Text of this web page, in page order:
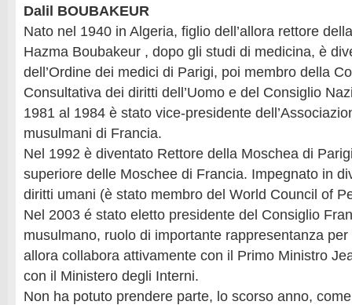
Dalil BOUBAKEUR
Nato nel 1940 in Algeria, figlio dell’allora rettore
Hazma Boubakeur , dopo gli studi di medicina, è
dell’Ordine dei medici di Parigi, poi membro della
Consultativa dei diritti dell’Uomo e del Consiglio
1981 al 1984 è stato vice-presidente
musulmani di Francia.
Nel 1992 è diventato Rettore della Moschea di
superiore delle Moschee di Francia. Impegnato in
diritti umani (è stato membro del World Council of
Nel 2003 é stato eletto presidente del Consiglio
musulmano, ruolo di importante rappresentanza per
allora collabora attivamente con il Primo Ministro
con il Ministero degli Interni.
Non ha potuto prendere parte, lo scorso anno,